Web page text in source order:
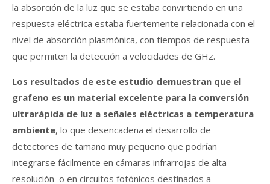
la absorción de la luz que se estaba convirtiendo en una
respuesta eléctrica estaba fuertemente relacionada con el
nivel de absorción plasmónica, con tiempos de respuesta
que permiten la detección a velocidades de GHz.
Los resultados de este estudio demuestran que el
grafeno es un material excelente para la conversión
ultrarápida de luz a señales eléctricas a temperatura
ambiente, lo que desencadena el desarrollo de
detectores de tamaño muy pequeño que podrían
integrarse fácilmente en cámaras infrarrojas de alta
resolución o en circuitos fotónicos destinados a